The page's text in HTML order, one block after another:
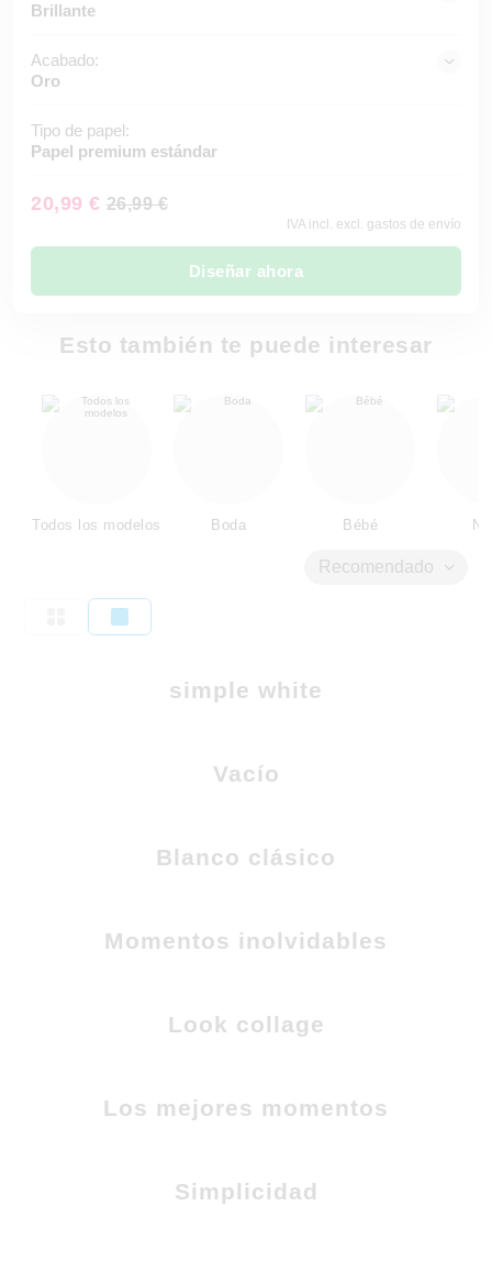
Brillante
Acabado:
Oro
Tipo de papel:
Papel premium estándar
20,99 € 26,99 €
IVA incl. excl. gastos de envío
Diseñar ahora
Esto también te puede interesar
Todos los modelos Boda Bébé
Recomendado
simple white
Vacío
Blanco clásico
Momentos inolvidables
Look collage
Los mejores momentos
Simplicidad